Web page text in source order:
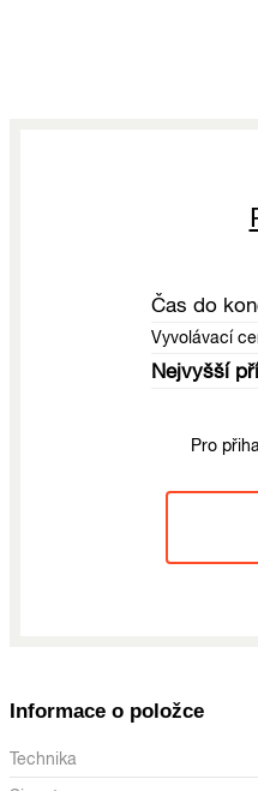
Čas do
Vyvolávací
Nejvyšší
Pro
Informace o položce
Technika